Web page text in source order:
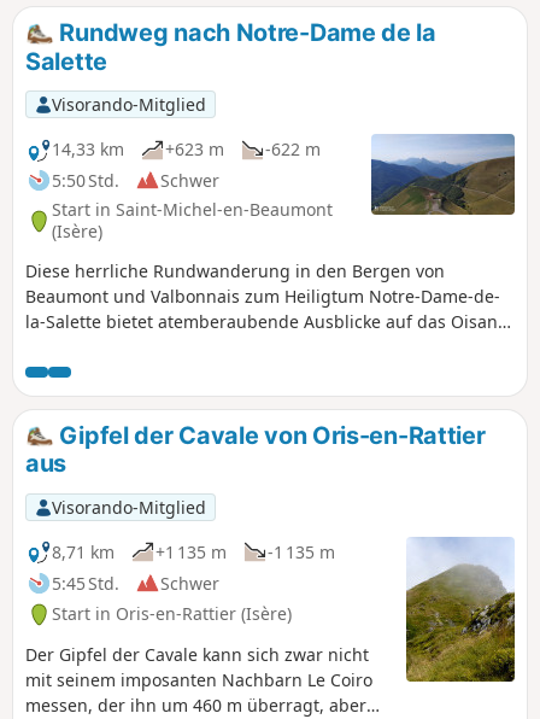
Abschluss durchqueren Sie einen Wald mit „gebogenen”
Lärchen (Lärchen, die durch den Druck des Schnees
verformt wurden). ... Nicht zu vergessen das Haus der
Hobbits
Rundweg nach Notre-Dame de la
Salette
Visorando-Mitglied
14,33 km
+623 m
-622 m
5:50 Std.
Schwer
Start in Saint-Michel-en-Beaumont
(Isère)
Diese herrliche Rundwanderung in den Bergen von
Beaumont und Valbonnais zum Heiligtum Notre-Dame-de-
la-Salette bietet atemberaubende Ausblicke auf das Oisans-
entfernt das Vercors-Massiv. ⚠️ 20.05.2026: Diese
Wanderung sollte im Winter vermieden werden. Einige
Abschnitte sind mit Bergsteigen vergleichbar.
Gipfel der Cavale von Oris-en-Rattier
aus
Visorando-Mitglied
8,71 km
+1 135 m
-1 135 m
5:45 Std.
Schwer
Start in Oris-en-Rattier (Isère)
Der Gipfel der Cavale kann sich zwar nicht
mit seinem imposanten Nachbarn Le Coiro
messen, der ihn um 460 m überragt, aber